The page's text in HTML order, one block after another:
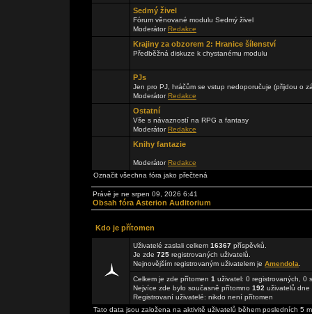
Sedmý živel
Fórum věnované modulu Sedmý živel
ModerátorRedakce
Krajiny za obzorem 2: Hranice šílenství
Předběžná diskuze k chystanému modulu
PJs
Jen pro PJ, hráčům se vstup nedoporučuje (přijdou o
ModerátorRedakce
Ostatní
Vše s návazností na RPG a fantasy
ModerátorRedakce
Knihy fantazie
ModerátorRedakce
Označit všechna fóra jako přečtená
Právě je ne srpen 09, 2026 6:41
Obsah fóra Asterion Auditorium
Kdo je přítomen
Uživatelé zaslali celkem 16367 příspěvků.
Je zde 725 registrovaných uživatelů.
Nejnovějším registrovaným uživatelem je Amendola
Celkem je zde přítomen 1 uživatel: 0 registrovaných,
Nejvíce zde bylo současně přítomno 192 uživatelů
Registrovaní uživatelé: nikdo není přítomen
Tato data jsou založena na aktivitě uživatelů během posledních 5